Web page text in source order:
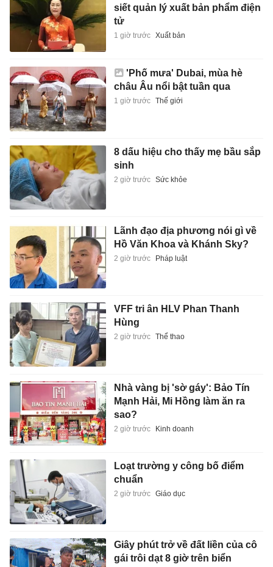
siết quản lý xuất bản phẩm điện
tử
1 giờ trước Xuất bản
'Phố mưa' Dubai, mùa hè
châu Âu nổi bật tuần qua
1 giờ trước Thế giới
8 dấu hiệu cho thấy mẹ bầu sắp
sinh
2 giờ trước Sức khỏe
Lãnh đạo địa phương nói gì về
Hồ Văn Khoa và Khánh Sky?
2 giờ trước Pháp luật
VFF tri ân HLV Phan Thanh
Hùng
2 giờ trước Thể thao
Nhà vàng bị 'sờ gáy': Bảo Tín
Mạnh Hải, Mi Hồng làm ăn ra
sao?
2 giờ trước Kinh doanh
Loạt trường y công bố điểm
chuẩn
2 giờ trước Giáo dục
Giây phút trở về đất liền của cô
gái trôi dạt 8 giờ trên biển